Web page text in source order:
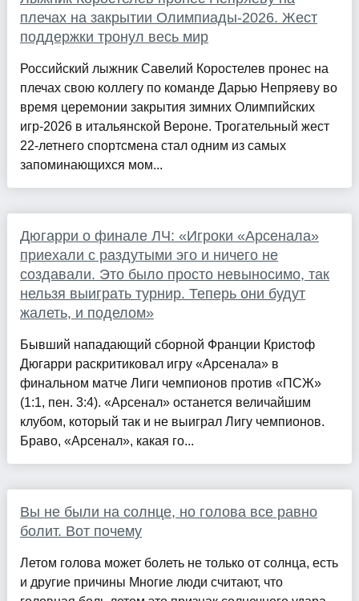
плечах на закрытии Олимпиады-2026. Жест
поддержки тронул весь мир
Российский лыжник Савелий Коростелев пронес на
плечах свою коллегу по команде Дарью Непряеву во
время церемонии закрытия зимних Олимпийских
игр-2026 в итальянской Вероне. Трогательный жест
22-летнего спортсмена стал одним из самых
запоминающихся мом...
Дюгарри о финале ЛЧ: «Игроки «Арсенала»
приехали с раздутыми эго и ничего не
создавали. Это было просто невыносимо, так
нельзя выиграть турнир. Теперь они будут
жалеть, и поделом»
Бывший нападающий сборной Франции Кристоф
Дюгарри раскритиковал игру «Арсенала» в
финальном матче Лиги чемпионов против «ПСЖ»
(1:1, пен. 3:4). «Арсенал» останется величайшим
клубом, который так и не выиграл Лигу чемпионов.
Браво, «Арсенал», какая го...
Вы не были на солнце, но голова все равно
болит. Вот почему
Летом голова может болеть не только от солнца, есть
и другие причины Многие люди считают, что